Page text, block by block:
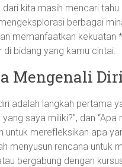
kita masih mencari
berbagai
memanfaatkan
di bidang yang kamu cintai.
Mengenali
adalah langkah pertama
saya miliki?”, dan
untuk merefleksikan apa
menyusun rencana untuk
bergabung dengan